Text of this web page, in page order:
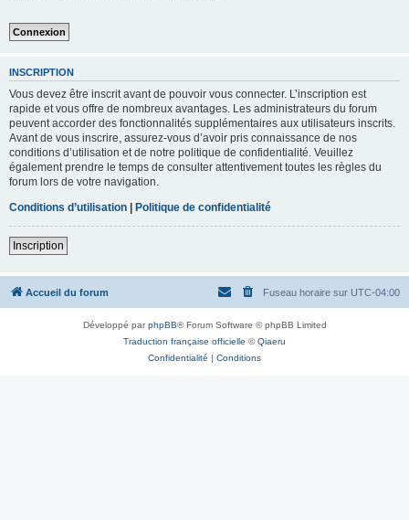
INSCRIPTION
Vous devez être inscrit avant de pouvoir vous connecter. L’inscription est
rapide et vous offre de nombreux avantages. Les administrateurs du forum
peuvent accorder des fonctionnalités supplémentaires aux utilisateurs inscrits.
Avant de vous inscrire, assurez-vous d’avoir pris connaissance de nos
conditions d’utilisation et de notre politique de confidentialité. Veuillez
également prendre le temps de consulter attentivement toutes les règles du
forum lors de votre navigation.
Conditions d’utilisation | Politique de confidentialité
Inscription
Accueil du forum Fuseau horaire sur UTC-04:00
Développé parphpBB® Forum Software © phpBB Limited
Traduction française officielle ©Qiaeru
Confidentialité | Conditions